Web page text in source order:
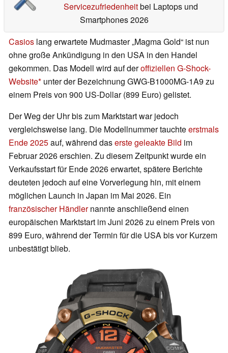
Servicezufriedenheitbei Laptops und
Smartphones 2026
Casios lang erwartete Mudmaster „Magma Gold“ ist nun
ohne große Ankündigung in den USA in den Handel
gekommen. Das Modell wird auf deroffiziellen G-Shock-
Website unter der Bezeichnung GWG-B1000MG-1A9 zu
einem Preis von 900 US-Dollar (899 Euro) gelistet.
Der Weg der Uhr bis zum Marktstart war jedoch
vergleichsweise lang. Die Modellnummer tauchteerstmals
Ende 2025auf, während daserste geleakte Bild im
Februar 2026 erschien. Zu diesem Zeitpunkt wurde ein
Verkaufsstart für Ende 2026 erwartet, spätere Berichte
deuteten jedoch auf eine Vorverlegung hin, mit einem
möglichen Launch in Japan im Mai 2026. Ein
französischer Händlernannte anschließend einen
europäischen Marktstart im Juni 2026 zu einem Preis von
899 Euro, während der Termin für die USA bis vor Kurzem
unbestätigt blieb.